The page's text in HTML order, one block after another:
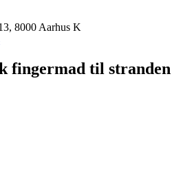
8000 Aarhus K
fingermad til stranden